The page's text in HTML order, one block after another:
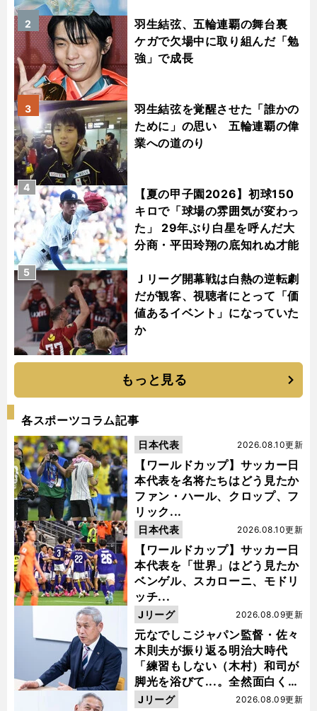
羽生結弦、五輪連覇の舞台裏
ケガで欠場中に取り組んだ「勉
強」で成長
2
羽生結弦を覚醒させた「誰かの
ために」の思い 五輪連覇の偉
業への道のり
3
【夏の甲子園2026】初球150
キロで「球場の雰囲気が変わっ
た」 29年ぶり白星を呼んだ大
分商・平田玲翔の底知れぬ才能
4
Ｊリーグ開幕戦は白熱の逆転劇
だが観客、視聴者にとって「価
値あるイベント」になっていた
か
5
もっと見る
各スポーツコラム記事
【ワールドカップ】サッカー日
本代表を名将たちはどう見たか
ファン・ハール、クロップ、フ
リック...
2026.08.10更新
日本代表
【ワールドカップ】サッカー日
本代表を「世界」はどう見たか
ベンゲル、スカローニ、モドリ
ッチ...
2026.08.10更新
日本代表
元なでしこジャパン監督・佐々
木則夫が振り返る明治大時代
「練習もしない（木村）和司が
脚光を浴びて...。全然面白くな
い４年間でした」
2026.08.09更新
Jリーグ
2026.08.09更新
Jリーグ